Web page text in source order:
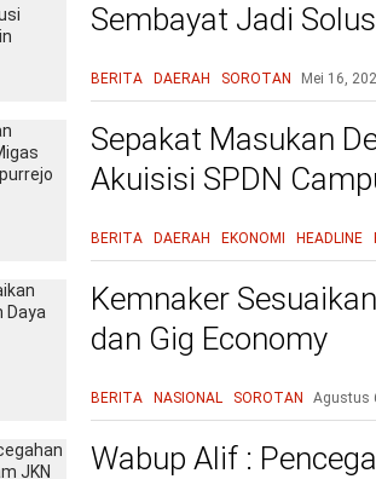
Sembayat Jadi
BERITA DAERAH SOROTAN Mei 16,
Sepakat Masukan
Akuisisi SPDN
BERITA DAERAH EKONOMI HEADLINE
Kemnaker
dan Gig Economy
BERITA NASIONAL SOROTAN Agustus
Wabup Alif :